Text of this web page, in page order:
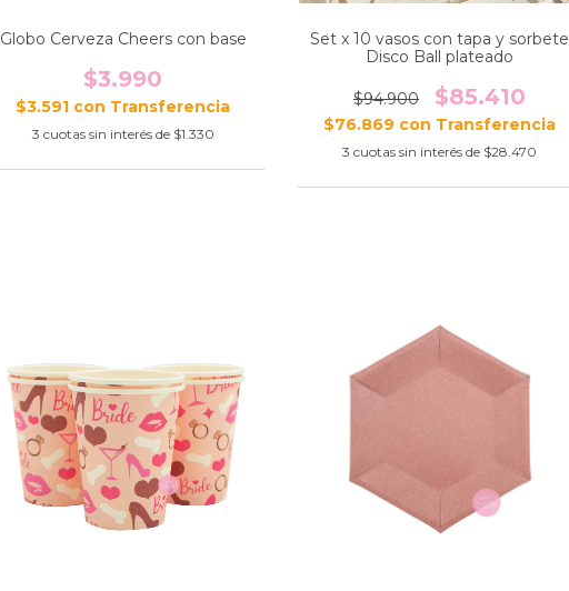
Globo Cerveza Cheers con base
$3.990
$3.591 con
3 cuotas sin interés de $1.330
Set x 10 vasos con tapa y sorbete
Disco Ball plateado
$94.900 $85.410
$76.869 con
3 cuotas sin interés de $28.470